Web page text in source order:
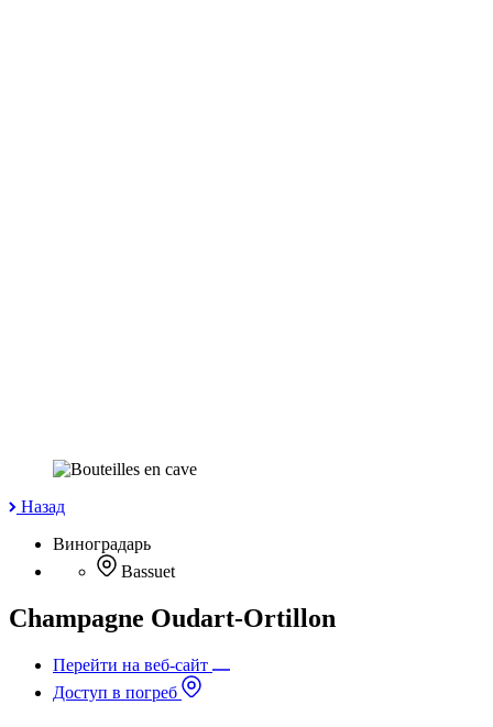
Назад
Виноградарь
Bassuet
Champagne Oudart-Ortillon
Перейти на веб-сайт
Доступ в погреб